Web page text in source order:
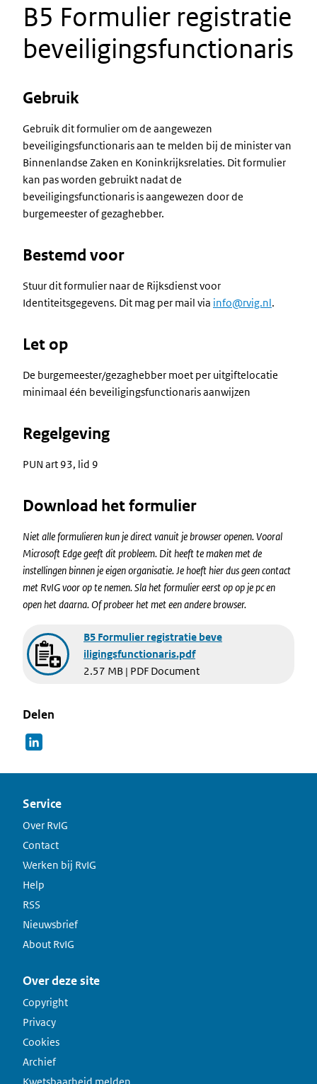
B5 Formulier registratie
beveiligingsfunctionaris
Gebruik
Gebruik dit formulier om de aangewezen
beveiligingsfunctionaris aan te melden bij de minister van
Binnenlandse Zaken en Koninkrijksrelaties. Dit formulier
kan pas worden gebruikt nadat de
beveiligingsfunctionaris is aangewezen door de
burgemeester of gezaghebber.
Bestemd voor
Stuur dit formulier naar de Rijksdienst voor
Identiteitsgegevens. Dit mag per mail via info@rvig.nl.
Let op
De burgemeester/gezaghebber moet per uitgiftelocatie
minimaal één beveiligingsfunctionaris aanwijzen
Regelgeving
PUN art 93, lid 9
Download het formulier
Niet alle formulieren kun je direct vanuit je browser openen. Vooral
Microsoft Edge geeft dit probleem. Dit heeft te maken met de
instellingen binnen je eigen organisatie. Je hoeft hier dus geen contact
met RvIG voor op te nemen. Sla het formulier eerst op op je pc en
open het daarna. Of probeer het met een andere browser.
Document
B5 Formulier registratie beve
iligingsfunctionaris.pdf
2.57 MB | PDF Document
Delen
Service
Over RvIG
Contact
Werken bij RvIG
Help
RSS
Nieuwsbrief
About RvIG
Over deze site
Copyright
Privacy
Cookies
Archief